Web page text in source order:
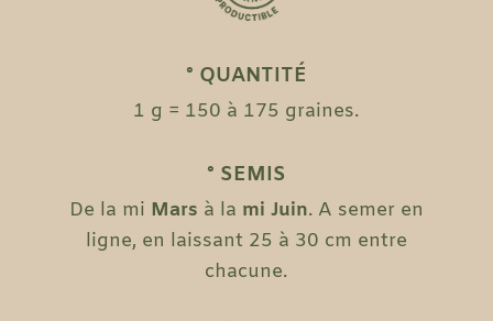
° QUANTITÉ
1 g = 150 à 175 graines.
° SEMIS
De la mi Mars à la mi Juin. A semer en
ligne, en laissant 25 à 30 cm entre
chacune.